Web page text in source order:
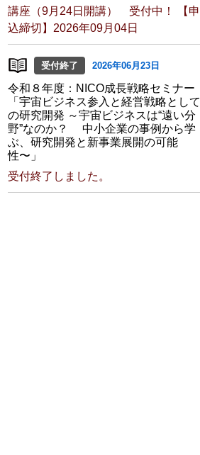
講座（9月24日開講） 受付中！ 【申
込締切】2026年09月04日
受付終了 2026年06月23日
令和８年度：NICO成長戦略セミナー
「宇宙ビジネス参入と経営戦略として
の研究開発 ～宇宙ビジネスは“遠い分
野”なのか？ 中小企業の事例から学
ぶ、研究開発と新事業展開の可能
性〜」
受付終了しました。